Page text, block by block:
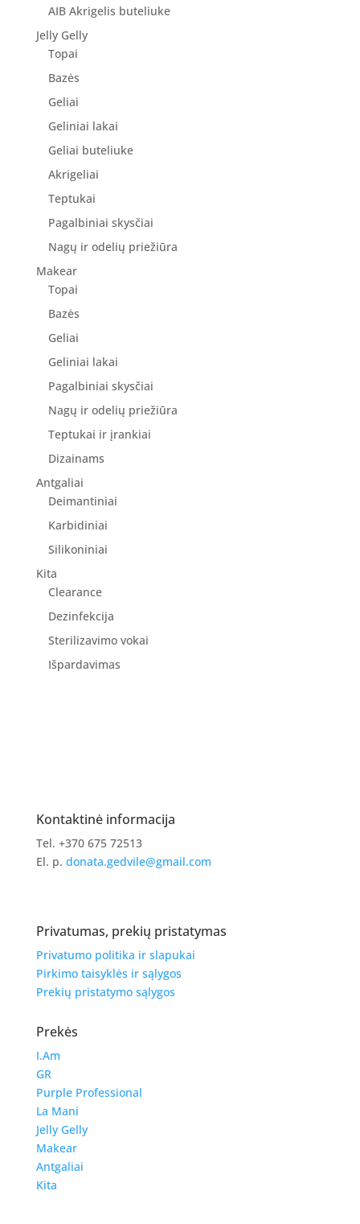
AIB Akrigelis buteliuke
Jelly Gelly
Topai
Bazės
Geliai
Geliniai lakai
Geliai buteliuke
Akrigeliai
Teptukai
Pagalbiniai skysčiai
Nagų ir odelių priežiūra
Makear
Topai
Bazės
Geliai
Geliniai lakai
Pagalbiniai skysčiai
Nagų ir odelių priežiūra
Teptukai ir įrankiai
Dizainams
Antgaliai
Deimantiniai
Karbidiniai
Silikoniniai
Kita
Clearance
Dezinfekcija
Sterilizavimo vokai
Išpardavimas
Kontaktinė informacija
Tel. +370 675 72513
El. p. donata.gedvile@gmail.com
Privatumas, prekių pristatymas
Privatumo politika ir slapukai
Pirkimo taisyklės ir sąlygos
Prekių pristatymo sąlygos
Prekės
I.Am
GR
Purple Professional
La Mani
Jelly Gelly
Makear
Antgaliai
Kita